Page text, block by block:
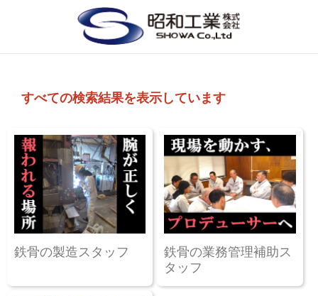
すべての検索結果を表示しています
鉄骨の製造スタッフ
鉄骨の業務管理補助ス
タッフ